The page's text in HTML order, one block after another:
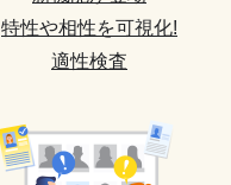
特性や相性を可視化!
適性検査